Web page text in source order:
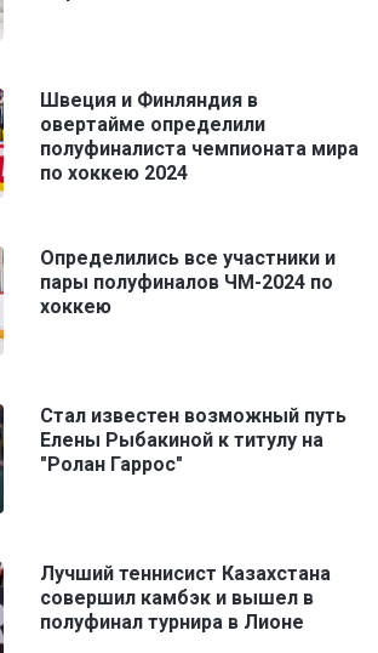
Швеция и Финляндия в
овертайме определили
полуфиналиста чемпионата мира
по хоккею 2024
Определились все участники и
пары полуфиналов ЧМ-2024 по
хоккею
Стал известен возможный путь
Елены Рыбакиной к титулу на
"Ролан Гаррос"
Лучший теннисист Казахстана
совершил камбэк и вышел в
полуфинал турнира в Лионе